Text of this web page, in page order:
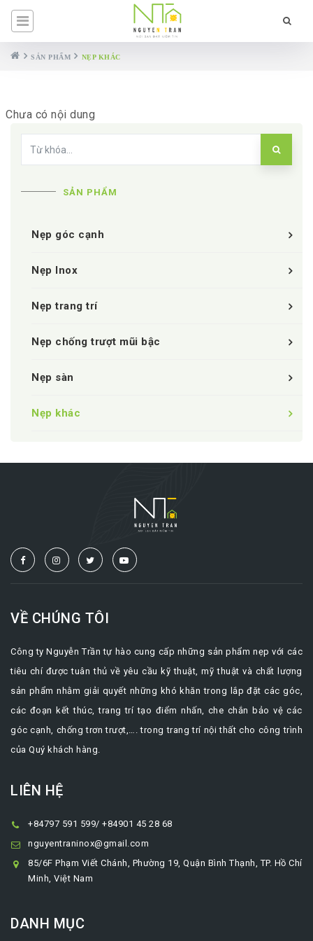
SẢN PHẨM NẸP KHÁC
Chưa có nội dung
SẢN PHẨM
Nẹp góc cạnh
Nẹp Inox
Nẹp trang trí
Nẹp chống trượt mũi bậc
Nẹp sàn
Nẹp khác
VỀ CHÚNG TÔI
Công ty Nguyễn Trần tự hào cung cấp những sản phẩm nẹp với các
tiêu chí được tuân thủ về yêu cầu kỹ thuật, mỹ thuật và chất lượng
sản phẩm nhằm giải quyết những khó khăn trong lắp đặt các góc,
các đoạn kết thúc, trang trí tạo điểm nhấn, che chắn bảo vệ các
góc cạnh, chống trơn trượt,…. trong trang trí nội thất cho công trình
của Quý khách hàng.
LIÊN HỆ
+84797 591 599/ +84901 45 28 68
nguyentraninox@gmail.com
85/6F Phạm Viết Chánh, Phường 19, Quận Bình Thạnh, TP. Hồ Chí
Minh, Việt Nam
DANH MỤC